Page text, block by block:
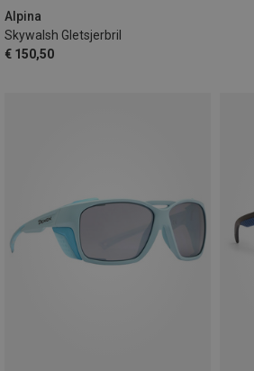
Alpina
Skywalsh Gletsjerbril
€ 150,50